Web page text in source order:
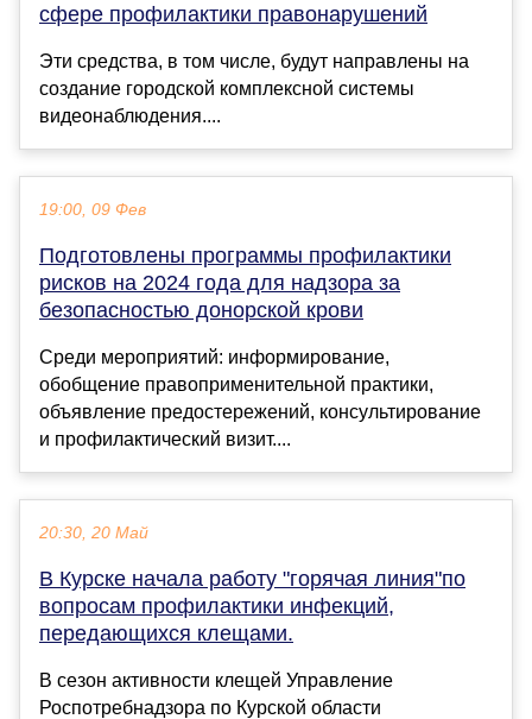
сфере профилактики правонарушений
Эти средства, в том числе, будут направлены на
создание городской комплексной системы
видеонаблюдения....
19:00, 09 Фев
Подготовлены программы профилактики
рисков на 2024 года для надзора за
безопасностью донорской крови
Среди мероприятий: информирование,
обобщение правоприменительной практики,
объявление предостережений, консультирование
и профилактический визит....
20:30, 20 Май
В Курске начала работу "горячая линия"по
вопросам профилактики инфекций,
передающихся клещами.
В сезон активности клещей Управление
Роспотребнадзора по Курской области